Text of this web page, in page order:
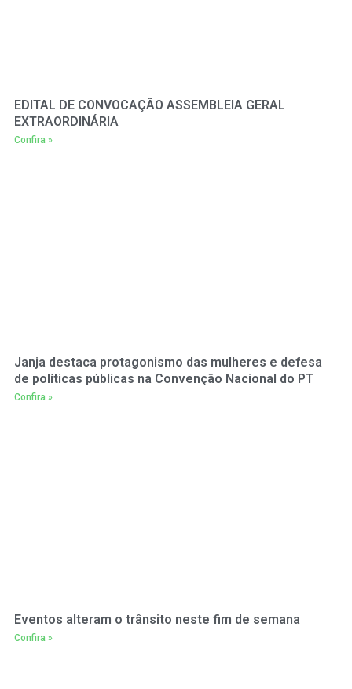
EDITAL DE CONVOCAÇÃO ASSEMBLEIA GERAL
EXTRAORDINÁRIA
Confira »
Janja destaca protagonismo das mulheres e defesa
de políticas públicas na Convenção Nacional do PT
Confira »
Eventos alteram o trânsito neste fim de semana
Confira »